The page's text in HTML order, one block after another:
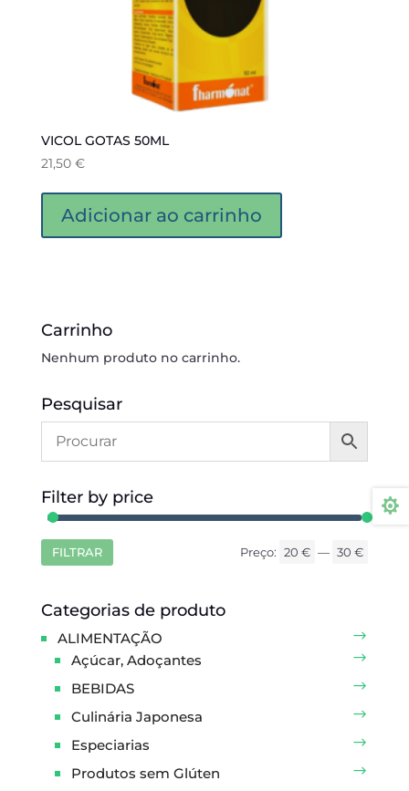
VICOL GOTAS 50ML
21,50 €
Adicionar ao carrinho
Carrinho
Nenhum produto no carrinho.
Pesquisar
Filter by price
FILTRAR Preço: 20 € — 30 €
Categorias de produto
ALIMENTAÇÃO
Açúcar, Adoçantes
BEBIDAS
Culinária Japonesa
Especiarias
Produtos sem Glúten
